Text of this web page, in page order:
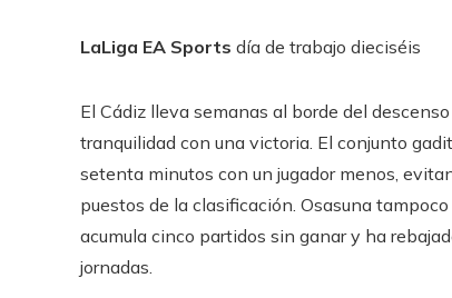
LaLiga EA Sports día de trabajo dieciséis
El Cádiz lleva semanas al borde del
tranquilidad con una victoria. El conjunto
setenta minutos con un jugador menos,
puestos de la clasificación. Osasuna
acumula cinco partidos sin ganar y ha
jornadas.